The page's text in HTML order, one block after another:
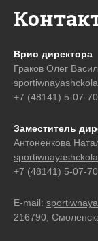
Врио директора
Граков Олег
+7 (48141) 5-07-70
Заместитель
Антоненкова
+7 (48141) 5-07-70
E-mail:
216790,